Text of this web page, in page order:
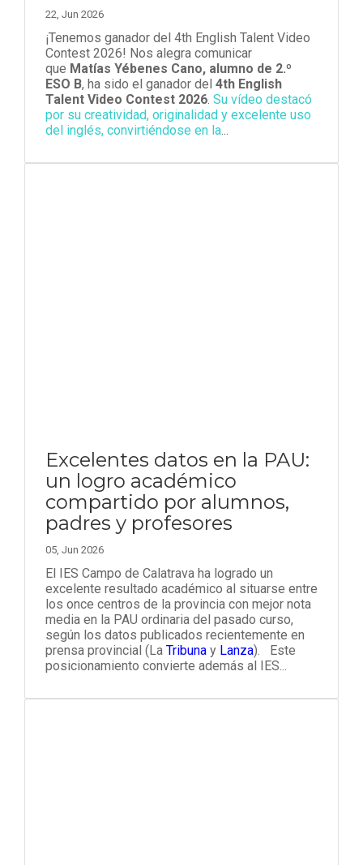
22, Jun 2026
¡Tenemos ganador del 4th English Talent Video
Contest 2026! Nos alegra comunicar
que Matías Yébenes Cano, alumno de 2.º
ESO B, ha sido el ganador del 4th English
Talent Video Contest 2026. Su vídeo destacó
por su creatividad, originalidad y excelente uso
del inglés, convirtiéndose en la...
Excelentes datos en la PAU:
un logro académico
compartido por alumnos,
padres y profesores
05, Jun 2026
El IES Campo de Calatrava ha logrado un
excelente resultado académico al situarse entre
los once centros de la provincia con mejor nota
media en la PAU ordinaria del pasado curso,
según los datos publicados recientemente en
prensa provincial (La Tribuna y Lanza). Este
posicionamiento convierte además al IES...